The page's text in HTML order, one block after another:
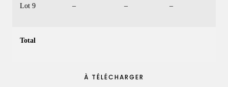
Lot 9 – – –
Total
À TÉLÉCHARGER